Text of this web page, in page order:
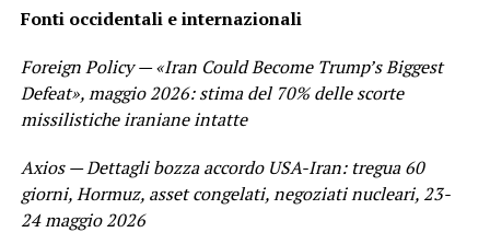
Fonti occidentali e internazionali
Foreign Policy — «Iran Could Become Trump’s Biggest
Defeat», maggio 2026: stima del 70% delle scorte
missilistiche iraniane intatte
Axios — Dettagli bozza accordo USA-Iran: tregua 60
giorni, Hormuz, asset congelati, negoziati nucleari, 23-
24 maggio 2026